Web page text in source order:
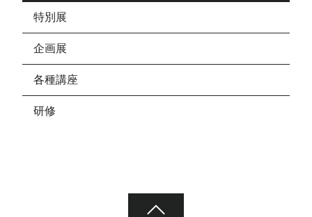
特別展
企画展
各種講座
研修